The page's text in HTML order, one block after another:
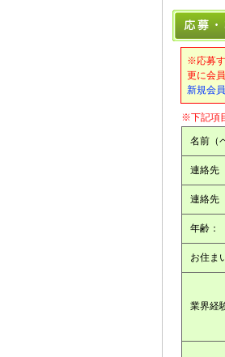
※応募す
更に会
新規会
※下記項
名前（
連絡先
連絡先
年齢：
お住ま
業界経